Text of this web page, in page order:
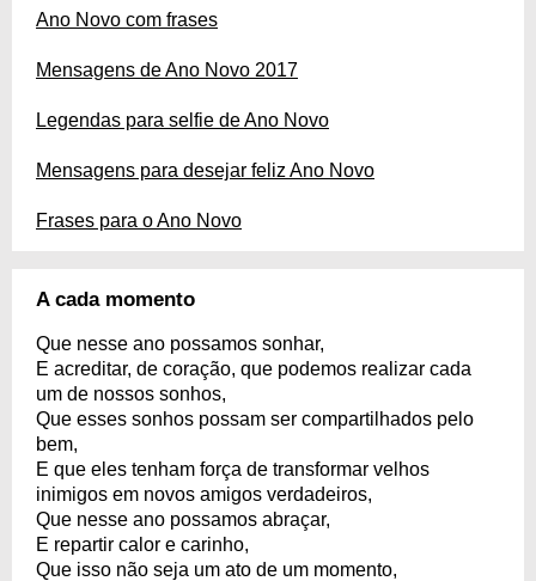
Ano Novo com frases
Mensagens de Ano Novo 2017
Legendas para selfie de Ano Novo
Mensagens para desejar feliz Ano Novo
Frases para o Ano Novo
A cada momento
Que nesse ano possamos sonhar,
E acreditar, de coração, que podemos realizar cada
um de nossos sonhos,
Que esses sonhos possam ser compartilhados pelo
bem,
E que eles tenham força de transformar velhos
inimigos em novos amigos verdadeiros,
Que nesse ano possamos abraçar,
E repartir calor e carinho,
Que isso não seja um ato de um momento,